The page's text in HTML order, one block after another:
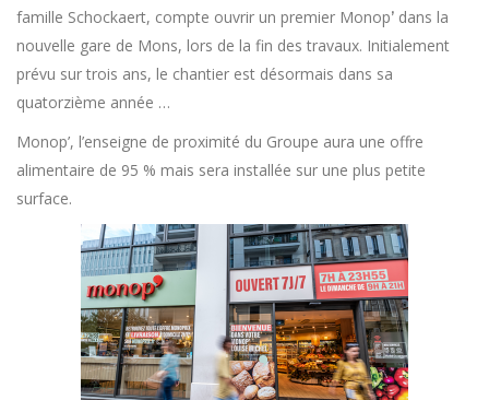
famille Schockaert, compte ouvrir un premier Monop’ dans la
nouvelle gare de Mons, lors de la fin des travaux. Initialement
prévu sur trois ans, le chantier est désormais dans sa
quatorzième année …
Monop’, l’enseigne de proximité du Groupe aura une offre
alimentaire de 95 % mais sera installée sur une plus petite
surface.